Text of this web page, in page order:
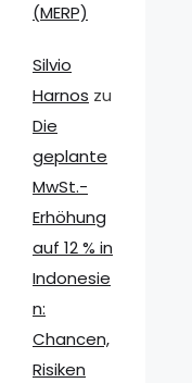
(MERP)
Silvio
Harnos zu
Die
geplante
MwSt.-
Erhöhung
auf 12 % in
Indonesie
n:
Chancen,
Risiken